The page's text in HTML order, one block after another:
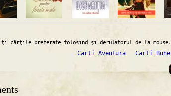
cărţile preferate folosind şi derulatorul de la mouse.
Carti Aventura Carti Bune